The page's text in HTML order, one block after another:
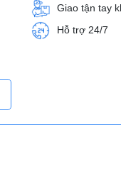
Giao tận tay
Hỗ trợ 24/7